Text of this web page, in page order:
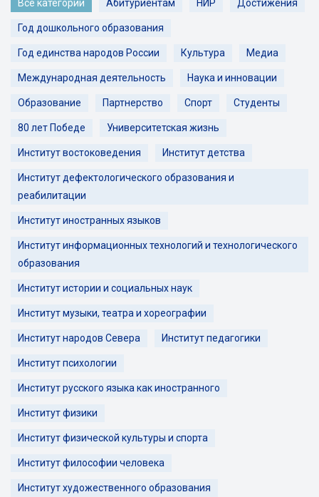
Все категории Абитуриентам НИР Достижения
Год дошкольного образования
Год единства народов России Культура Медиа
Международная деятельность Наука и инновации
Образование Партнерство Спорт Студенты
80 лет Победе Университетская жизнь
Институт востоковедения Институт детства
Институт дефектологического образования и
реабилитации
Институт иностранных языков
Институт информационных технологий и технологического
образования
Институт истории и социальных наук
Институт музыки, театра и хореографии
Институт народов Севера Институт педагогики
Институт психологии
Институт русского языка как иностранного
Институт физики
Институт физической культуры и спорта
Институт философии человека
Институт художественного образования